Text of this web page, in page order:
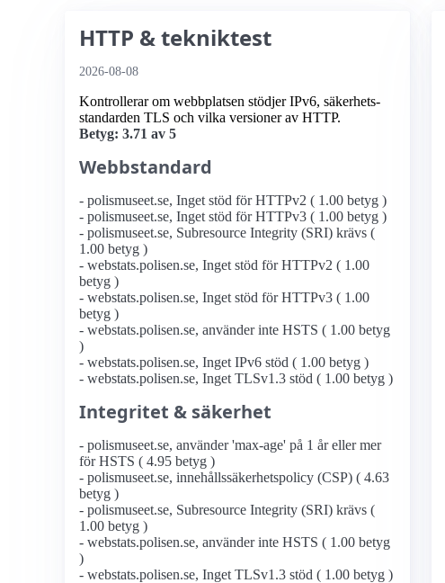
HTTP & tekniktest
2026-08-08
Kontrollerar om webbplatsen stödjer IPv6, säkerhets­
standarden TLS och vilka versioner av HTTP.
Betyg: 3.71 av 5
Webbstandard
- polismuseet.se, Inget stöd för HTTPv2 ( 1.00 betyg )
- polismuseet.se, Inget stöd för HTTPv3 ( 1.00 betyg )
- polismuseet.se, Subresource Integrity (SRI) krävs (
1.00 betyg )
- webstats.polisen.se, Inget stöd för HTTPv2 ( 1.00
betyg )
- webstats.polisen.se, Inget stöd för HTTPv3 ( 1.00
betyg )
- webstats.polisen.se, använder inte HSTS ( 1.00 betyg
)
- webstats.polisen.se, Inget IPv6 stöd ( 1.00 betyg )
- webstats.polisen.se, Inget TLSv1.3 stöd ( 1.00 betyg )
Integritet & säkerhet
- polismuseet.se, använder 'max-age' på 1 år eller mer
för HSTS ( 4.95 betyg )
- polismuseet.se, innehållssäkerhetspolicy (CSP) ( 4.63
betyg )
- polismuseet.se, Subresource Integrity (SRI) krävs (
1.00 betyg )
- webstats.polisen.se, använder inte HSTS ( 1.00 betyg
)
- webstats.polisen.se, Inget TLSv1.3 stöd ( 1.00 betyg )